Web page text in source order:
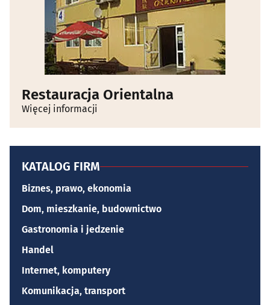
Restauracja Orientalna
Więcej informacji
KATALOG FIRM
Biznes, prawo, ekonomia
Dom, mieszkanie, budownictwo
Gastronomia i jedzenie
Handel
Internet, komputery
Komunikacja, transport